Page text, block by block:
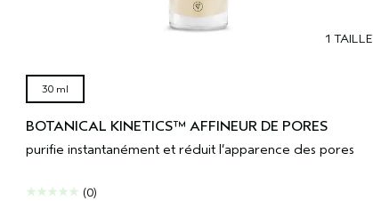
1 TAILLE
30 ml
BOTANICAL KINETICS™ AFFINEUR DE PORES
purifie instantanément et réduit l’apparence des pores
(0)